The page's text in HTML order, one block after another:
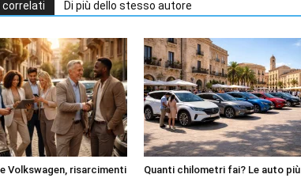
correlati Di più dello stesso autore
Volkswagen, risarcimenti
Quanti chilometri fai? Le auto più